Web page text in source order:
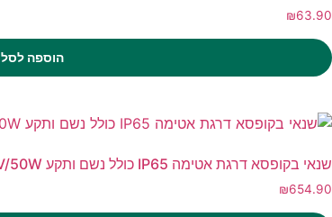
₪63.90
הוספה לסל
שנאי בקופסא דרגת אטימה IP65 כולל נשם ותקע 230/12V/50W
₪654.90